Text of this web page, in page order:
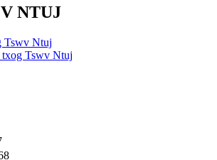
NTUJ
Tswv Ntuj
txog Tswv Ntuj